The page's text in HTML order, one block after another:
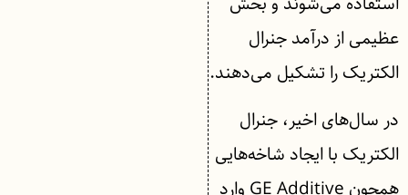
عظیمی از درآمد جنرال
الکتریک را تشکیل می‌دهند.
در سال‌های اخیر، جنرال
الکتریک با ایجاد شاخه‌هایی